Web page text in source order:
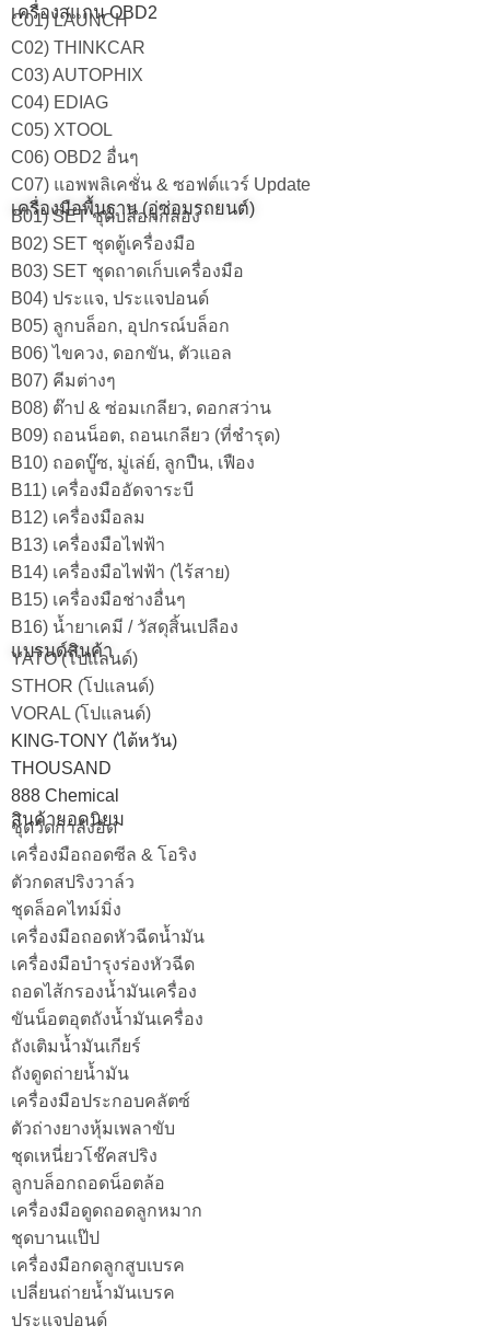
เครื่องสแกน OBD2
C01) LAUNCH
C02) THINKCAR
C03) AUTOPHIX
C04) EDIAG
C05) XTOOL
C06) OBD2 อื่นๆ
C07) แอพพลิเคชั่น & ซอฟต์แวร์ Update
เครื่องมือพื้นฐาน (อู่ซ่อมรถยนต์)
B01) SET ชุดบล็อกกล่อง
B02) SET ชุดตู้เครื่องมือ
B03) SET ชุดถาดเก็บเครื่องมือ
B04) ประแจ, ประแจปอนด์
B05) ลูกบล็อก, อุปกรณ์บล็อก
B06) ไขควง, ดอกขัน, ตัวแอล
B07) คีมต่างๆ
B08) ต๊าป & ซ่อมเกลียว, ดอกสว่าน
B09) ถอนน็อต, ถอนเกลียว (ที่ชำรุด)
B10) ถอดบู๊ซ, มู่เล่ย์, ลูกปืน, เฟือง
B11) เครื่องมืออัดจาระบี
B12) เครื่องมือลม
B13) เครื่องมือไฟฟ้า
B14) เครื่องมือไฟฟ้า (ไร้สาย)
B15) เครื่องมือช่างอื่นๆ
B16) น้ำยาเคมี / วัสดุสิ้นเปลือง
แบรนด์สินค้า
YATO (โปแลนด์)
STHOR (โปแลนด์)
VORAL (โปแลนด์)
KING-TONY (ไต้หวัน)
THOUSAND
888 Chemical
สินค้ายอดนิยม
ชุดวัดกำลังอัด
เครื่องมือถอดซีล & โอริง
ตัวกดสปริงวาล์ว
ชุดล็อคไทม์มิ่ง
เครื่องมือถอดหัวฉีดน้ำมัน
เครื่องมือบำรุงร่องหัวฉีด
ถอดไส้กรองน้ำมันเครื่อง
ขันน็อตอุตถังน้ำมันเครื่อง
ถังเติมน้ำมันเกียร์
ถังดูดถ่ายน้ำมัน
เครื่องมือประกอบคลัตซ์
ตัวถ่างยางหุ้มเพลาขับ
ชุดเหนี่ยวโช๊คสปริง
ลูกบล็อกถอดน็อตล้อ
เครื่องมือดูดถอดลูกหมาก
ชุดบานแป๊ป
เครื่องมือกดลูกสูบเบรค
เปลี่ยนถ่ายน้ำมันเบรค
ประแจปอนด์